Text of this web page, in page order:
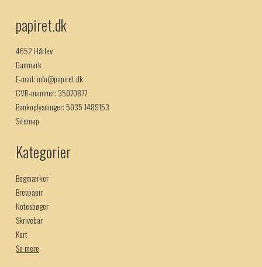
papiret.dk
4652 Hårlev
Danmark
E-mail: info@papiret.dk
CVR-nummer: 35070877
Bankoplysninger: 5035 1489153
Sitemap
Kategorier
Bogmærker
Brevpapir
Notesbøger
Skrivebar
Kort
Se mere